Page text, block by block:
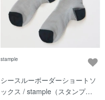
stample
シースルーボーダーショートソ
ックス / stample（スタンプ